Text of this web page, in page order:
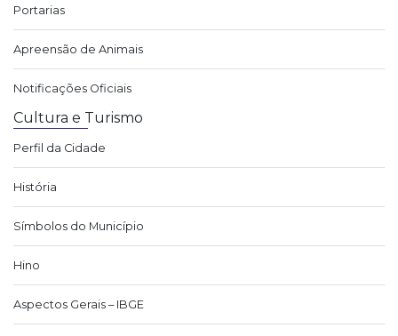
Portarias
Apreensão de Animais
Notificações Oficiais
Cultura e Turismo
Perfil da Cidade
História
Símbolos do Município
Hino
Aspectos Gerais – IBGE